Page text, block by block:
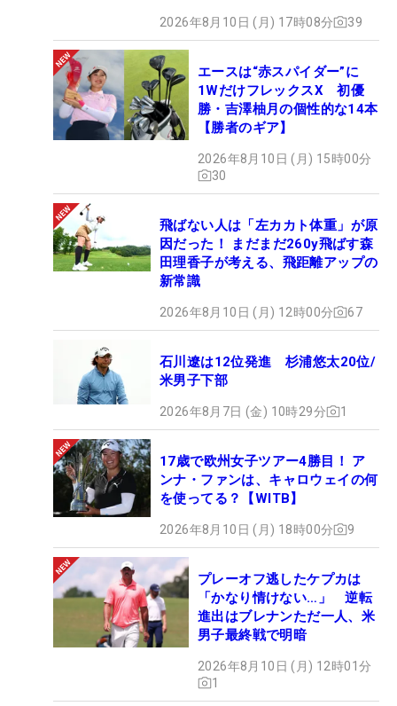
宮里藍 サントリーレディス（47位）
ニチレイレディス（40位）
2026年8月10日 (月) 17時08分 39
エースは“赤スパイダー”に
1WだけフレックスX 初優
勝・吉澤柚月の個性的な14本
【勝者のギア】
2026年8月10日 (月) 15時00分
30
飛ばない人は「左カカト体重」が原
因だった！ まだまだ260y飛ばす森
田理香子が考える、飛距離アップの
新常識
2026年8月10日 (月) 12時00分 67
石川遼は12位発進 杉浦悠太20位/
米男子下部
2026年8月7日 (金) 10時29分 1
17歳で欧州女子ツアー4勝目！ ア
ンナ・ファンは、キャロウェイの何
を使ってる？【WITB】
2026年8月10日 (月) 18時00分 9
プレーオフ逃したケプカは
「かなり情けない…」 逆転
進出はブレナンただ一人、米
男子最終戦で明暗
2026年8月10日 (月) 12時01分
1